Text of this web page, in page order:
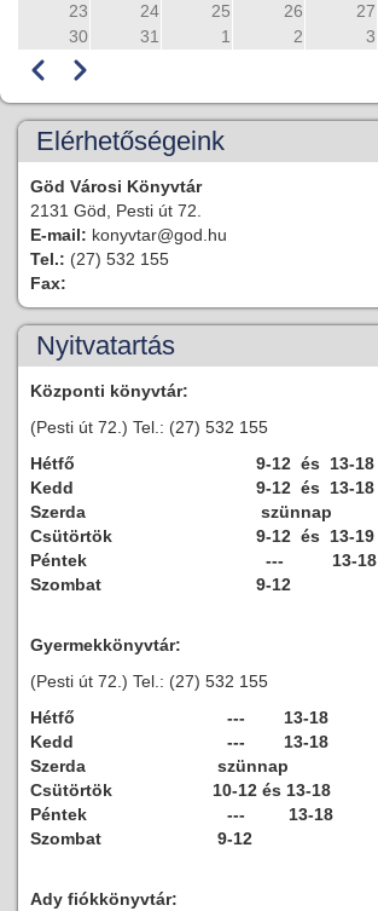
23
24 25 26 27
30
31 1 2 3
Oldalszámozás
Előző Következő
Elérhetőségeink
Göd Városi Könyvtár
2131 Göd, Pesti út 72.
E-mail: konyvtar@god.hu
Tel.: (27) 532 155
Fax:
Nyitvatartás
Központi könyvtár:
(Pesti út 72.) Tel.: (27) 532 155
Hétfő
9-12 és 13-18
Kedd
9-12 és 13-18
Szerda
szünnap
Csütörtök
9-12 és 13-19
Péntek
--- 13-18
Szombat
9-12
Gyermekkönyvtár:
(Pesti út 72.) Tel.: (27) 532 155
Hétfő
--- 13-18
Kedd
--- 13-18
Szerda
szünnap
Csütörtök
10-12 és 13-18
Péntek
--- 13-18
Szombat
9-12
Ady fiókkönyvtár: